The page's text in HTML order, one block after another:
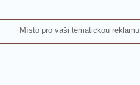
Místo pro vaši tématickou reklamu